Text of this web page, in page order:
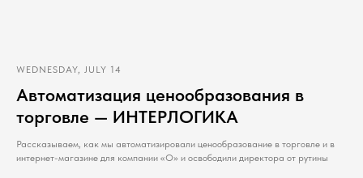
WEDNESDAY, JULY 14
Автоматизация ценообразования в
торговле — ИНТЕРЛОГИКА
Рассказываем, как мы автоматизировали ценообразование в торговле и в
интернет-магазине для компании «О» и освободили директора от рутины